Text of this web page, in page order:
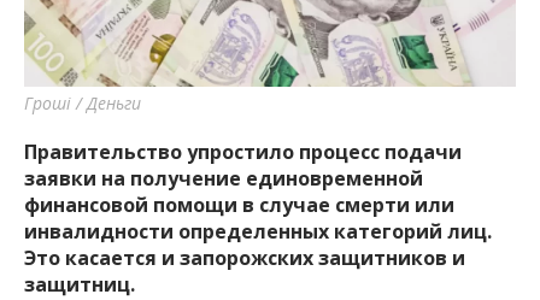
Гроші / Деньги
Правительство упростило процесс подачи
заявки на получение единовременной
финансовой помощи в случае смерти или
инвалидности определенных категорий лиц.
Это касается и запорожских защитников и
защитниц.